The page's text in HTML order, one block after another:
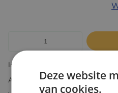
Incl. BTW. Excl Verzendkosten
Abonnementen exclusief
Deze website
van cookies.